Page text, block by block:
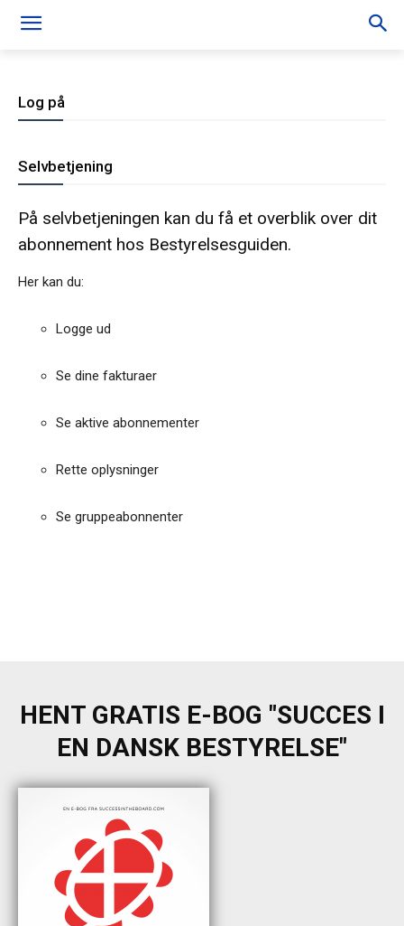
Log på
Selvbetjening
På selvbetjeningen kan du få et overblik over dit
abonnement hos Bestyrelsesguiden.
Her kan du:
Logge ud
Se dine fakturaer
Se aktive abonnementer
Rette oplysninger
Se gruppeabonnenter
HENT GRATIS E-BOG "SUCCES I
EN DANSK BESTYRELSE"